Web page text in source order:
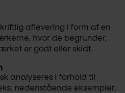
aflevering i form af en
hvor de begrunder,
er godt eller skidt.
analyseres i forhold til
nedenstående eksempler.